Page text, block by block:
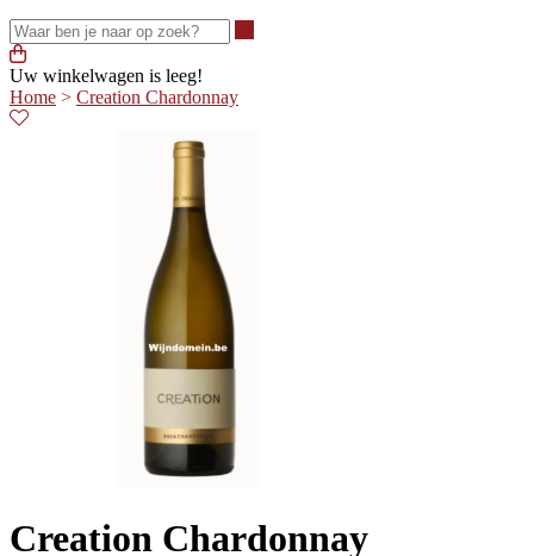
Uw winkelwagen is leeg!
Home > Creation Chardonnay
Creation Chardonnay